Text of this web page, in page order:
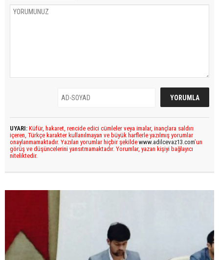
UYARI: Küfür, hakaret, rencide edici cümleler veya imalar, inançlara saldırı
içeren, Türkçe karakter kullanılmayan ve büyük harflerle yazılmış yorumlar
onaylanmamaktadır. Yazılan yorumlar hiçbir şekilde www.adilcevaz13.com’un
görüş ve düşüncelerini yansıtmamaktadır. Yorumlar, yazan kişiyi bağlayıcı
niteliktedir.